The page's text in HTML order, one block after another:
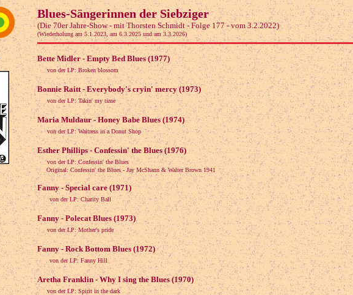
Blues-Sängerinnen der Siebziger
(Die 70er Jahre-Show - mit Thorsten Schmidt - Folge 177 - vom 3.2.2022)
(Wiederholung am 5.1.2023, am 6.3.2025 und am 3.3.2026)
Bette Midler - Empty Bed Blues (1977)
von der LP: Broken blossom
Bonnie Raitt - Everybody's cryin' mercy (1973)
von der LP: Takin' my time
Maria Muldaur - Honey Babe Blues (1974)
von der LP: Waitress in a Donut Shop
Esther Phillips - Confessin' the Blues (1976)
von der LP: Confessin' the Blues
Original: Confessin' the Blues - Jay McShann & Walter Brown 1941
Fanny - Special care (1971)
von der LP: Charity Ball
Fanny - Polecat Blues (1973)
von der LP: Mother's pride
Fanny - Rock Bottom Blues (1972)
von der LP: Fanny Hill
Aretha Franklin - Why I sing the Blues (1970)
von der LP: Spirit in the dark